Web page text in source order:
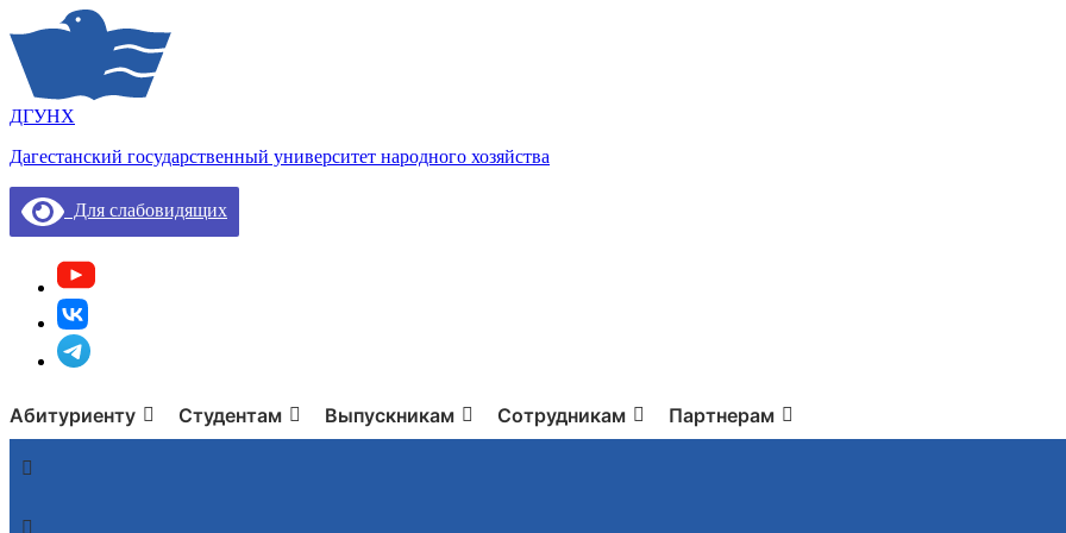
ДГУНХ
Дагестанский государственный университет народного хозяйства
Для слабовидящих
Абитуриенту Студентам Выпускникам Сотрудникам Партнерам